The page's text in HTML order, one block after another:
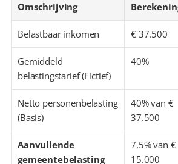
Omschrijving
Belastbaar inkomen € 37.500
Gemiddeld
belastingstarief (Fictief)
40%
Netto personenbelasting
(Basis)
40% van €
37.500
Aanvullende
gemeentebelasting
7,5% van €
15.000